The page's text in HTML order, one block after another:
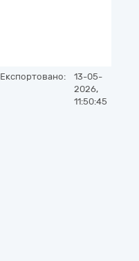
Експортовано:
13-05-
2026,
11:50:45